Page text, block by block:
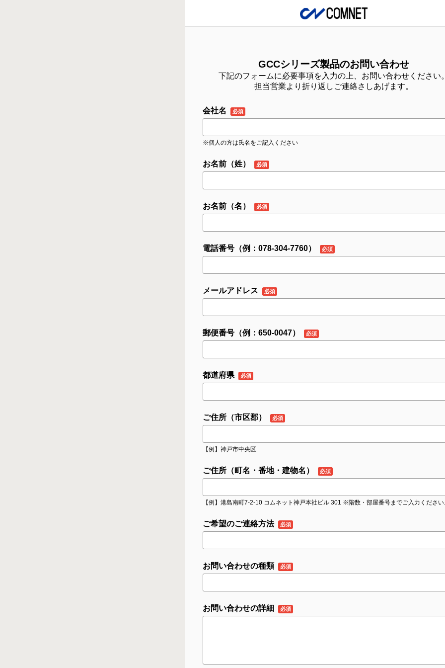
GCCシリーズ製品のお問い合わせ
下記のフォームに必要事項を入力の上、お問い合わせください
担当営業より折り返しご連絡さしあげます。
会社名
※個人の方は氏名をご記入ください
お名前（姓）
お名前（名）
電話番号（例：078-304-7760）
メールアドレス
郵便番号（例：650-0047）
都道府県
ご住所（市区郡）
【例】神戸市中央区
ご住所（町名・番地・建物名）
【例】港島南町7-2-10 コムネット神戸本社ビル 301 ※階数・部屋番号までご入力くださ
ご希望のご連絡方法
お問い合わせの種類
お問い合わせの詳細